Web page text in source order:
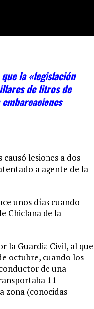
la «legislación
de litros de
lesiones a dos
a agente de la
unos días cuando
Chiclana de la
la Guardia Civil, al que
octubre, cuando los
de una
11
zona (conocidas